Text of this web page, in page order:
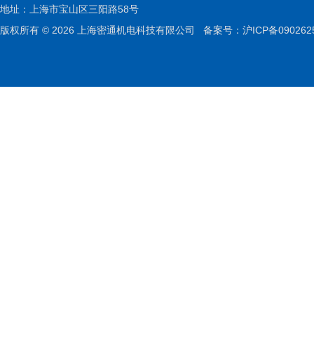
地址：上海市宝山区三阳路58号
版权所有 © 2026 上海密通机电科技有限公司 备案号：沪ICP备